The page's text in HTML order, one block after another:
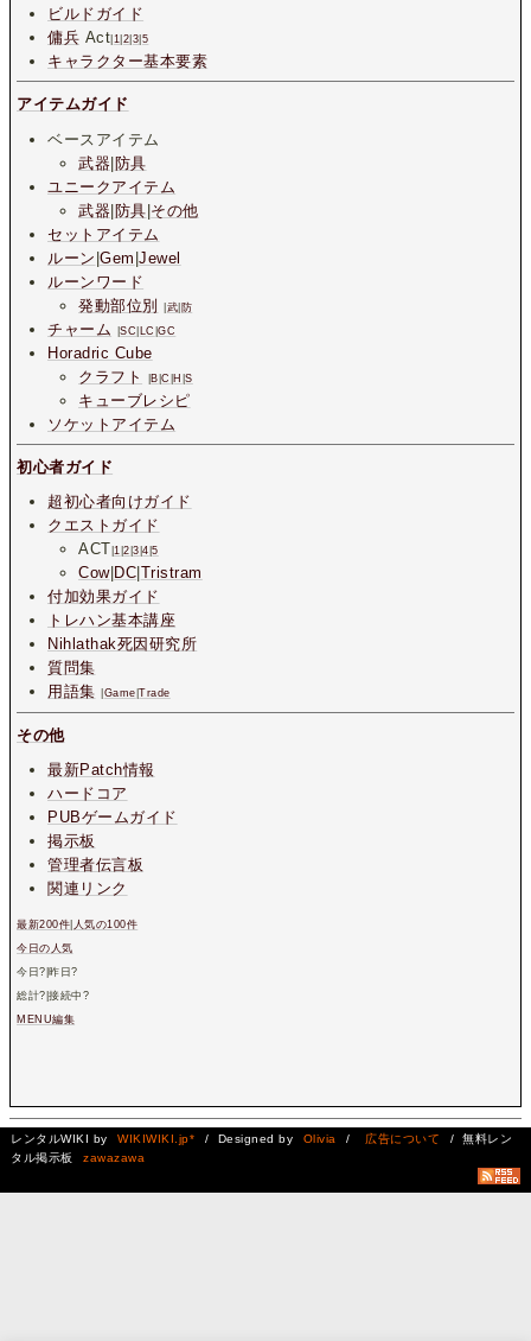
ビルドガイド
傭兵 Act 1 2 3 5
キャラクター基本要素
アイテムガイド
ベースアイテム
武器|防具
ユニークアイテム
武器|防具|その他
セットアイテム
ルーン |Gem |Jewel
ルーンワード
発動部位別
武 防
チャーム |SC LC |GC
Horadric Cube
クラフト
B |C H |S
キューブレシピ
ソケットアイテム
初心者ガイド
超初心者向けガイド
クエストガイド
ACT |1 |2 |3 |4 |5
Cow| DC Tristram
付加効果ガイド
トレハン基本講座
Nihlathak死因研究所
質問集
用語集
Game |Trade
その他
最新Patch情報
ハードコア
PUBゲームガイド
掲示板
管理者伝言板
関連リンク
最新200件 人気の100件
今日の人気
今日? |昨日?
総計? |接続中 ?
MENU編集
レンタルWIKI by WIKIWIKI.jp* / Designed by Olivia / 広告について
/ 無料レン
タル掲示板
zawazawa